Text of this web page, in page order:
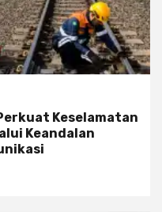
Keselamatan
Keandalan